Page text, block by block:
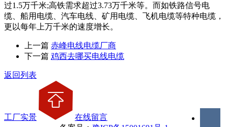
过1.5万千米;高铁需求超过3.73万千米等。而如铁路信号电
缆、船用电缆、汽车电线、矿用电缆、飞机电缆等特种电缆，
更以每年上万千米的速度增长。
上一篇 赤峰电线电缆厂商
下一篇 鸡西去哪买电线电缆
返回列表
工厂实景
在线留言